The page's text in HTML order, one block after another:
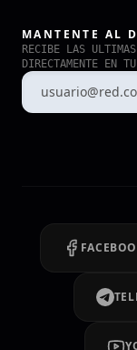
MANTENTE AL
RECIBE LAS
DIRECTAMENTE EN